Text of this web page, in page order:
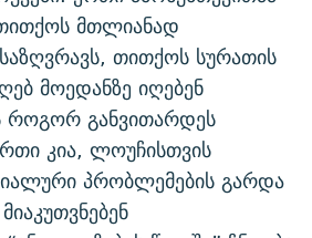
მთლიანად
თითქოს სურათის
მოედანზე იღებენ
როგორ განვითარდეს
კია, ლოუჩისთვის
პრობლემების გარდა